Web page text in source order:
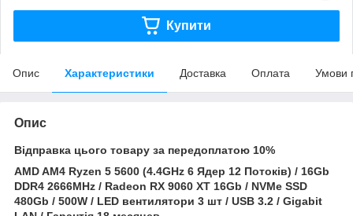
Купити
Опис Характеристики Доставка Оплата Умови
Опис
Відправка цього товару за передоплатою 10%
AMD AM4 Ryzen 5 5600 (4.4GHz 6 Ядер 12 Потоків) / 16Gb
DDR4 2666MHz / Radeon RX 9060 XT 16Gb / NVMe SSD
480Gb / 500W / LED вентилятори 3 шт / USB 3.2 / Gigabit